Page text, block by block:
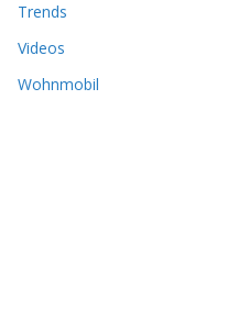
Trends
Videos
Wohnmobil